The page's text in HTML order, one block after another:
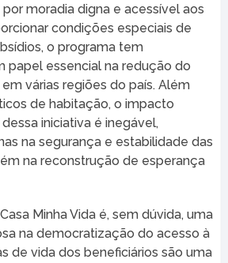
moradia digna e acessível aos
condições especiais de
o programa tem
papel essencial na redução do
várias regiões do país. Além
de habitação, o impacto
iniciativa é inegável,
na segurança e estabilidade das
na reconstrução de esperança
Minha Vida é, sem dúvida, uma
na democratização do acesso à
de vida dos beneficiários são uma